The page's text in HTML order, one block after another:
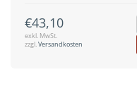
€43,10
exkl. MwSt.
zzgl.Versandkosten